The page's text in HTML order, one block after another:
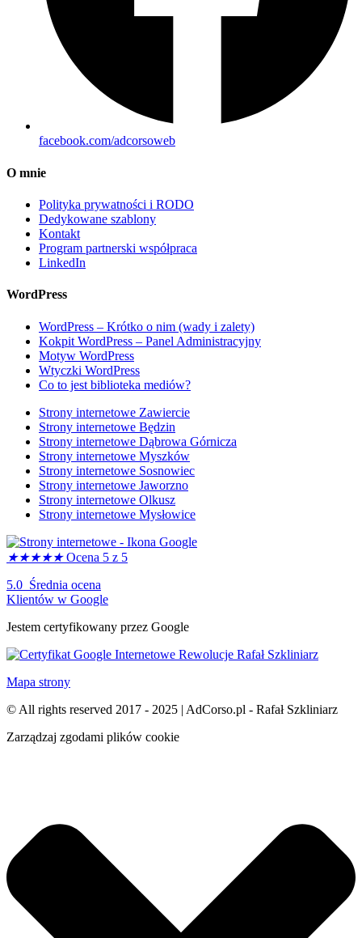
facebook.com/adcorsoweb
O mnie
Polityka prywatności i RODO
Dedykowane szablony
Kontakt
Program partnerski współpraca
LinkedIn
WordPress
WordPress – Krótko o nim (wady i zalety)
Kokpit WordPress – Panel Administracyjny
Motyw WordPress
Wtyczki WordPress
Co to jest biblioteka mediów?
Strony internetowe Zawiercie
Strony internetowe Będzin
Strony internetowe Dąbrowa Górnicza
Strony internetowe Myszków
Strony internetowe Sosnowiec
Strony internetowe Jaworzno
Strony internetowe Olkusz
Strony internetowe Mysłowice
★★★★★ Ocena 5 z 5
5.0 Średnia ocena
Klientów w Google
Jestem certyfikowany przez Google
Mapa strony
© All rights reserved 2017 - 2025 | AdCorso.pl - Rafał Szkliniarz
Zarządzaj zgodami plików cookie